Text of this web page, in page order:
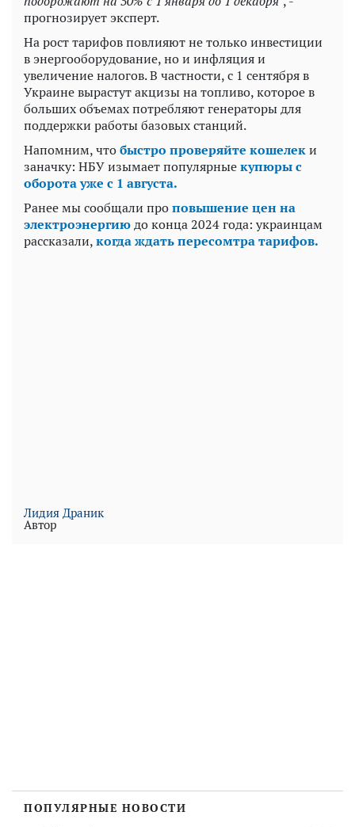
прогнозирует эксперт.
На рост тарифов повлияют не только инвестиции
в энергооборудование, но и инфляция и
увеличение налогов. В частности, с 1 сентября в
Украине вырастут акцизы на топливо, которое в
больших объемах потребляют генераторы для
поддержки работы базовых станций.
Напомним, чтобыстро проверяйте кошелеки
заначку: НБУ изымает популярныекупюры с
оборота уже с 1 августа.
Ранее мы сообщали проповышение цен на
электроэнергиюдо конца 2024 года: украинцам
рассказали,когда ждать пересомтра тарифов.
Лидия Драник
Автор
ПОПУЛЯРНЫЕ НОВОСТИ